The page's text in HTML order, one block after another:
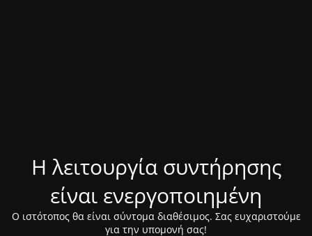
Η λειτουργία συντήρησης
είναι ενεργοποιημένη
Ο ιστότοπος θα είναι σύντομα διαθέσιμος. Σας ευχαριστούμε
για την υπομονή σας!